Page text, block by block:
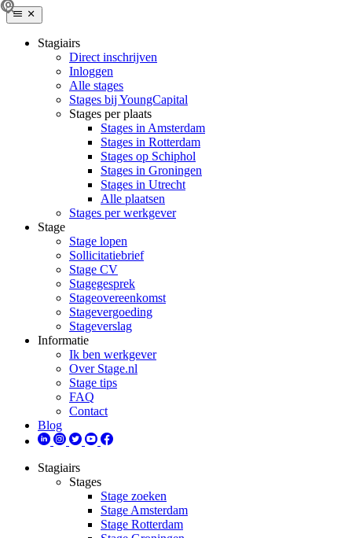
Stagiairs
Direct inschrijven
Inloggen
Alle stages
Stages bij YoungCapital
Stages per plaats
Stages in Amsterdam
Stages in Rotterdam
Stages op Schiphol
Stages in Groningen
Stages in Utrecht
Alle plaatsen
Stages per werkgever
Stage
Stage lopen
Sollicitatiebrief
Stage CV
Stagegesprek
Stageovereenkomst
Stagevergoeding
Stageverslag
Informatie
Ik ben werkgever
Over Stage.nl
Stage tips
FAQ
Contact
Blog
Stagiairs
Stages
Stage zoeken
Stage Amsterdam
Stage Rotterdam